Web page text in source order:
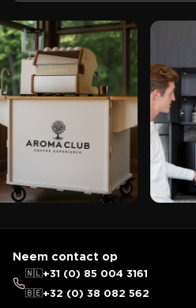
Neem contact op
🇳🇱+31 (0) 85 004 3161
🇧🇪+32 (0) 38 082 562